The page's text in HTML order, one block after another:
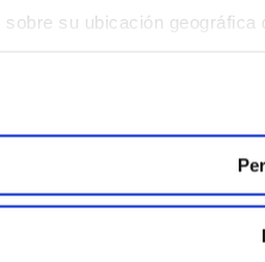
su ubicación
se usan para personalizar
información
web, quienes pueden